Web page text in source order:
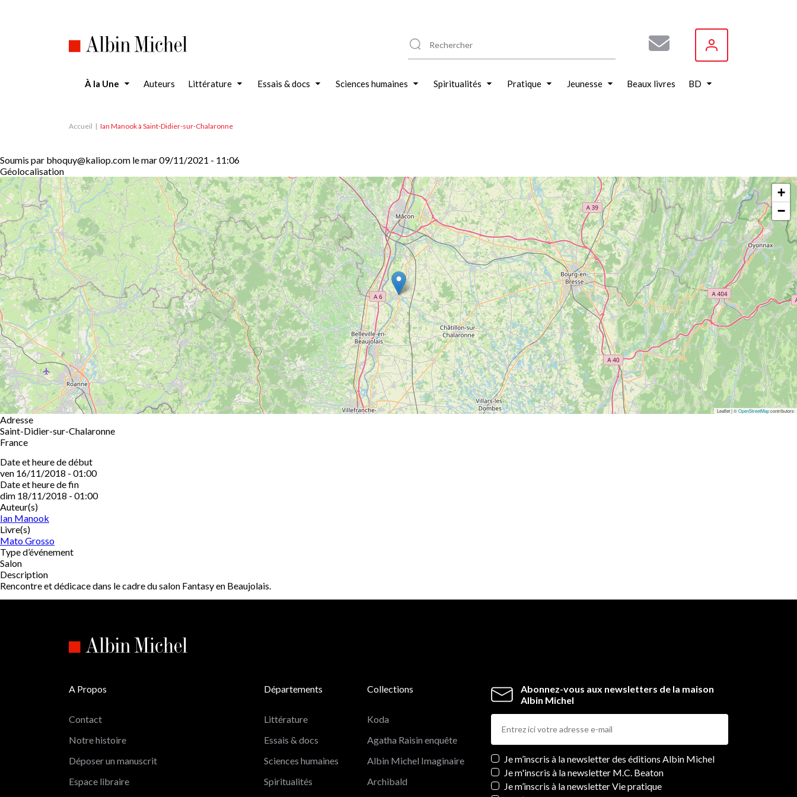
À la Une Auteurs Littérature Essais & docs Sciences humaines Spiritualités Pratique Jeunesse Beaux livres BD
Accueil Ian Manook à Saint-Didier-sur-Chalaronne
Soumis par bhoquy@kaliop.com lemar 09/11/2021 - 11:06
Géolocalisation
+
−
Leaflet | ©OpenStreetMapcontributors
Adresse
Saint-Didier-sur-Chalaronne
France
Date et heure de début
ven 16/11/2018 - 01:00
Date et heure de fin
dim 18/11/2018 - 01:00
Auteur(s)
Ian Manook
Livre(s)
Mato Grosso
Type d’événement
Salon
Description
Rencontre et dédicace dans le cadre du salon Fantasy en Beaujolais.
Abonnez-vous aux newsletters de la maison
Albin Michel
Newsletters
Je m’inscris à la newsletter des éditions Albin Michel
Je m'inscris à la newsletter M.C. Beaton
Je m’inscris à la newsletter Vie pratique
A Propos
Contact
Notre histoire
Déposer un manuscrit
Espace libraire
Départements
Littérature
Essais & docs
Sciences humaines
Spiritualités
Collections
Koda
Agatha Raisin enquête
Albin Michel Imaginaire
Archibald